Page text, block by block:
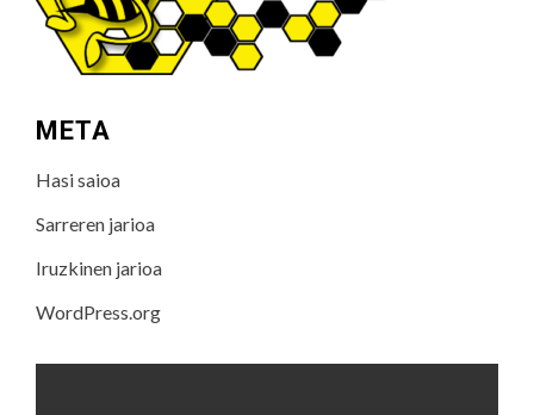
META
Hasi saioa
Sarreren jarioa
Iruzkinen jarioa
WordPress.org